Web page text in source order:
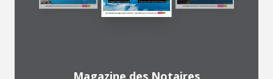
Magazine des Notaires